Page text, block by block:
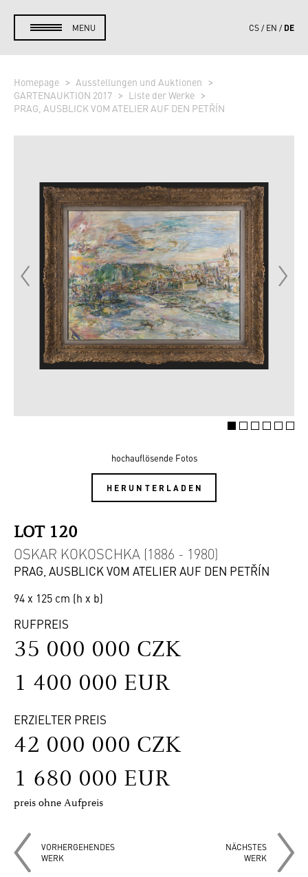
MENU CS EN DE
Homepage
Ausstellungen und Auktionen
GARTENAUKTION 2017
Liste der Werke
PRAG, AUSBLICK VOM ATELIER AUF DEN PETŘÍN
hochauflösende Fotos
HERUNTERLADEN
LOT 120
OSKAR KOKOSCHKA (1886 - 1980)
PRAG, AUSBLICK VOM ATELIER AUF DEN PETŘÍN
94 x 125 cm (h x b)
RUFPREIS
35 000 000 CZK
1 400 000 EUR
ERZIELTER PREIS
42 000 000 CZK
1 680 000 EUR
preis ohne Aufpreis
VORHERGEHENDES
WERK
NÄCHSTES
WERK